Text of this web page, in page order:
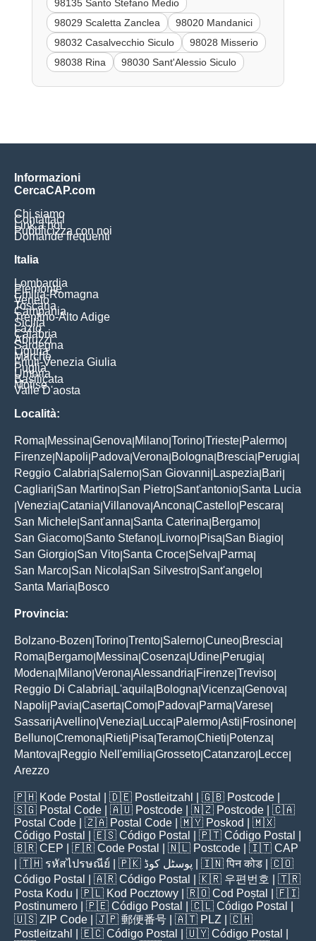
98135 Santo Stefano Medio
98029 Scaletta Zanclea
98020 Mandanici
98032 Casalvecchio Siculo
98028 Misserio
98038 Rina
98030 Sant'Alessio Siculo
Informazioni
CercaCAP.com
Chi siamo
Contattaci
Link a noi
Pubblicizza con noi
Domande frequenti
Italia
Lombardia
Piemonte
Emilia-Romagna
Veneto
Toscana
Campania
Trentino-Alto Adige
Sicilia
Lazio
Calabria
Abruzzi
Sardegna
Liguria
Marche
Friuli-Venezia Giulia
Puglia
Umbria
Basilicata
Molise
Valle D'aosta
Località:
Roma Messina Genova Milano Torino Trieste Palermo
Firenze Napoli Padova Verona Bologna Brescia Perugia
Reggio Calabria Salerno San Giovanni Laspezia Bari
Cagliari San Martino San Pietro Sant'antonio Santa Lucia
Venezia Catania Villanova Ancona Castello Pescara
San Michele Sant'anna Santa Caterina Bergamo
San Giacomo Santo Stefano Livorno Pisa San Biagio
San Giorgio San Vito Santa Croce Selva Parma
San Marco San Nicola San Silvestro Sant'angelo
Santa Maria Bosco
Provincia:
Bolzano-Bozen Torino Trento Salerno Cuneo Brescia
Roma Bergamo Messina Cosenza Udine Perugia
Modena Milano Verona Alessandria Firenze Treviso
Reggio Di Calabria L'aquila Bologna Vicenza Genova
Napoli Pavia Caserta Como Padova Parma Varese
Sassari Avellino Venezia Lucca Palermo Asti Frosinone
Belluno Cremona Rieti Pisa Teramo Chieti Potenza
Mantova Reggio Nell'emilia Grosseto Catanzaro Lecce
Arezzo
🇵🇭 Kode Postal | 🇩🇪 Postleitzahl | 🇬🇧 Postcode
🇸🇬 Postal Code | 🇦🇺 Postcode | 🇳🇿 Postcode | 🇨🇦
Postal Code | 🇿🇦 Postal Code | 🇲🇾 Poskod
| 🇲🇽
Código Postal
| 🇪🇸 Código Postal | 🇵🇹 Código Postal
🇧🇷 CEP | 🇫🇷 Code Postal | 🇳🇱 Postcode | 🇮🇹 CAP
| 🇹🇭 รหัสไปรษณีย์ | 🇵🇰 پوسٹل کوڈ | 🇮🇳पिन कोड | 🇨🇴
Código Postal
| 🇦🇷 Código Postal | 🇰🇷 우편번호
| 🇹🇷
Posta Kodu | 🇵🇱 Kod Pocztowy | 🇷🇴 Cod Poștal
| 🇫🇮
Postinumero | 🇵🇪 Código Postal | 🇨🇱 Código Postal
🇺🇸 ZIP Code | 🇯🇵 郵便番号 | 🇦🇹 PLZ | 🇨🇭
Postleitzahl
| 🇪🇨 Código Postal | 🇺🇾 Código Postal